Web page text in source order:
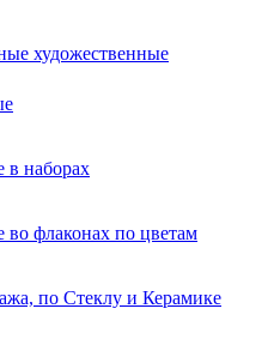
художественные
в наборах
во флаконах по цветам
по Стеклу и Керамике